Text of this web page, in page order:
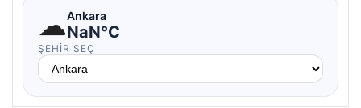
☁Ankara
NaN°C
ŞEHIR SEÇ